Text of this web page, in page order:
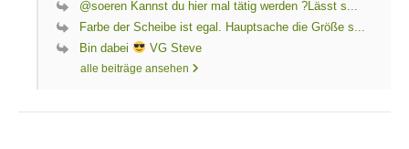
@soeren Kannst du hier mal tätig werden ?Lässt s...
Farbe der Scheibe ist egal. Hauptsache die Größe s...
Bin dabei
VG Steve
alle beiträge ansehen